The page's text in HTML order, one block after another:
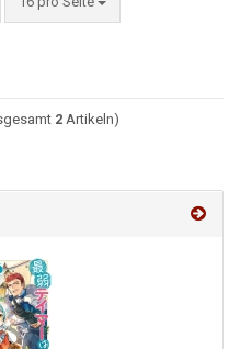
2 Artikeln)